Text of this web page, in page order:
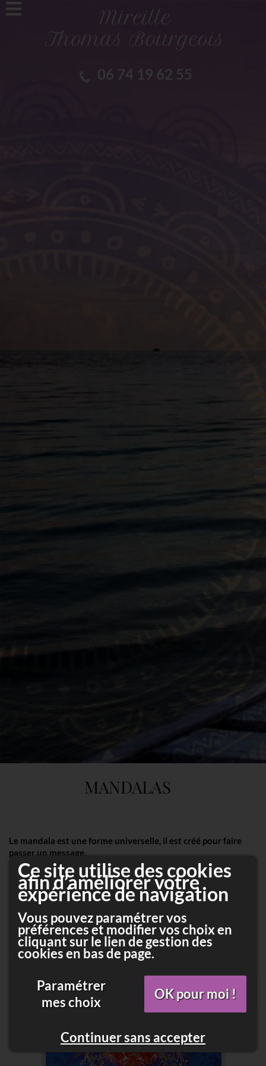
06 74 19 62 55
MANDALAS
Le mandala est une forme universelle, il est créé pourfaire
passer un message.
Le mandala permet de VOIR:
C’est un outil extraordinaire pour revenir dans son axe,
il permet de se centrer
Le mandala élimine les différents filtres, nous amène à
l’essentiel
C’est un véritable voyage intérieur.
Ce site utilise des cookies
afin d’améliorer votre
expérience de navigation
Vous pouvez paramétrer vos
préférences et modifier vos choix en
cliquant sur le lien de gestion des
cookies en bas de page.
Paramétrer
mes choix
OK pour moi !
Continuer sans accepter